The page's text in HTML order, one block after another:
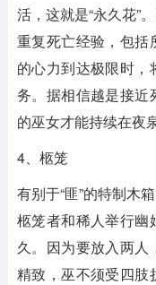
活，这就是“永久花”
重复死亡经验，包括
的心力到达极限时
务。据相信越是接近
的巫女才能持续在夜
4、柩笼
有别于“匪”的特制木
柩笼者和稀人举行幽
久。因为要放入两
精致，巫不须受四肢